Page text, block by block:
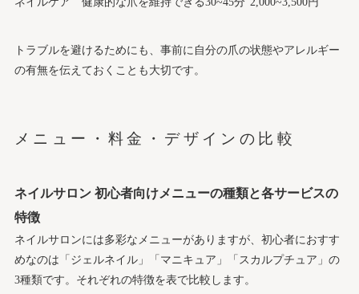
トラブルを避けるためにも、事前に自分の爪の状態やアレルギー
の有無を伝えておくことも大切です。
メニュー・料金・デザインの比較
ネイルサロン 初心者向けメニューの種類と各サービスの
特徴
ネイルサロンには多彩なメニューがありますが、初心者におすす
めなのは「ジェルネイル」「マニキュア」「スカルプチュア」の
3種類です。それぞれの特徴を表で比較します。